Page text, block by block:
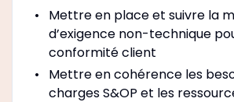
Mettre en place et suivre la
d’exigence non-technique
conformité client
Mettre en cohérence les
charges S&OP et les